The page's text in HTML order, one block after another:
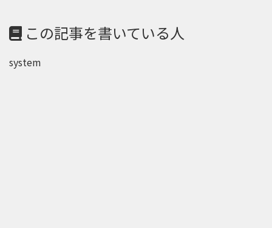
この記事を書いている人
system